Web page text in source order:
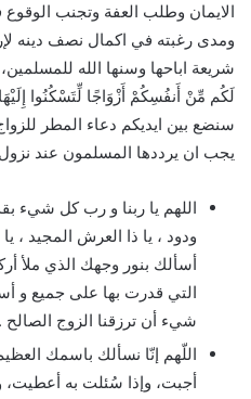
الايمان وطلب العفة وتجنب
ومدى رغبته في اكمال نصف دينه
شريعة اباحها وسنها الله
لَكُم مِّنْ أَنفُسِكُمْ أَزْوَاجًا لِّتَسْكُنُوا
سنضع بين ايديكم دعاء المطر
يجب ان يرددها المسلمون عند
اللهم يا ربنا و رب كل شيء
ودود ، يا ذا العرش المجيد ، يا
أسألك بنور وجهك الذي ملأ
التي قدرت بها على جميع و
شيء أن ترزقنا الزوج الصالح .
اللّهم إنّا نسألك باسمك
أجبت، وإذا سُئلت به أعطيت،